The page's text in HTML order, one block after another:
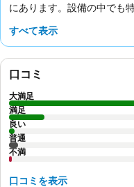
にあります。設備の中でも
場所を提供しています。ゲ
えで際立っています。より
面した部屋をリクエストす
すべて表示
口コミ
大満足
満足
良い
普通
不満
口コミを表示